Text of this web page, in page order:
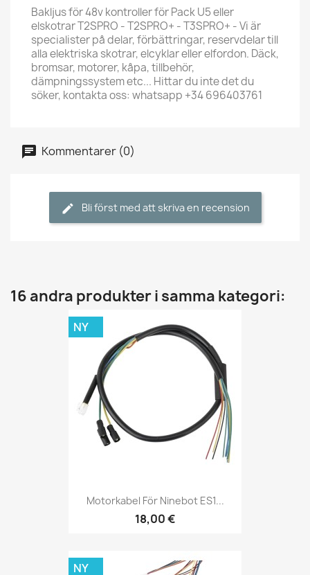
Bakljus för 48v kontroller för Pack U5 eller
elskotrar T2SPRO - T2SPRO+ - T3SPRO+ - Vi är
specialister på delar, förbättringar, reservdelar till
alla elektriska skotrar, elcyklar eller elfordon. Däck,
bromsar, motorer, kåpa, tillbehör,
dämpningssystem etc... Hittar du inte det du
söker, kontakta oss: whatsapp +34 696403761
Kommentarer (0)
Bli först med att skriva en recension
16 andra produkter i samma kategori:
Motorkabel För Ninebot ES1...
18,00 €
NY
NY